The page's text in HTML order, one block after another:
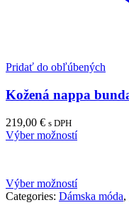
Pridať do obľúbených
Kožená nappa
219,00 € s DPH
Výber možností
Výber možností
Categories: Dámska móda,